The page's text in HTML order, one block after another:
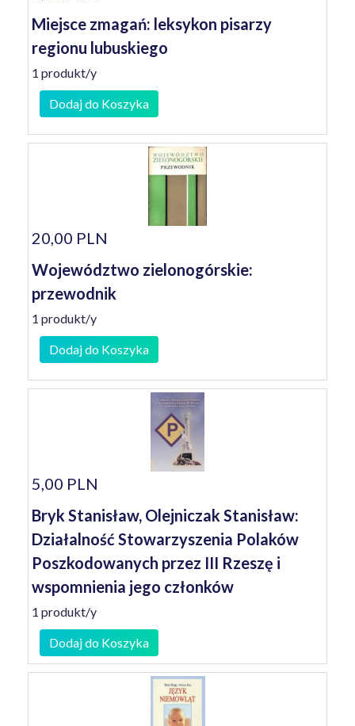
Miejsce zmagań: leksykon pisarzy
regionu lubuskiego
1 produkt/y
Dodaj do Koszyka
20,00 PLN
Województwo zielonogórskie:
przewodnik
1 produkt/y
Dodaj do Koszyka
5,00 PLN
Bryk Stanisław, Olejniczak Stanisław:
Działalność Stowarzyszenia Polaków
Poszkodowanych przez III Rzeszę i
wspomnienia jego członków
1 produkt/y
Dodaj do Koszyka